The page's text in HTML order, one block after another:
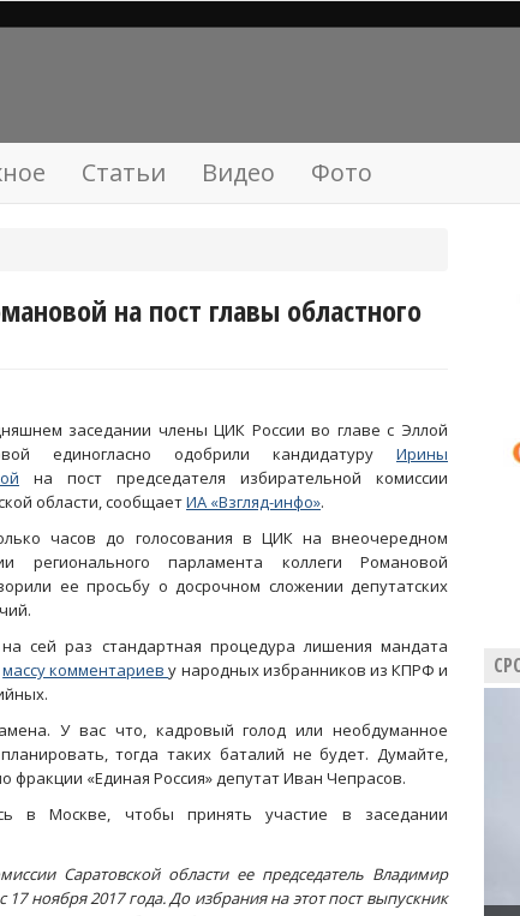
Статьи Видео Фото
на пост главы областного
заседании члены ЦИК России во главе с Эллой
единогласно одобрили кандидатуру Ирины
на пост председателя избирательной комиссии
области, сообщаетИА «Взгляд-инфо».
часов до голосования в ЦИК на внеочередном
регионального парламента коллеги Романовой
ее просьбу о досрочном сложении депутатских
сей раз стандартная процедура лишения мандата
массу комментариеву народных избранников из КПРФ и
У вас что, кадровый голод или необдуманное
тогда таких баталий не будет. Думайте,
фракции «Единая Россия» депутат Иван Чепрасов.
в Москве, чтобы принять участие в заседании
Саратовской области ее председатель Владимир
ноября 2017 года. До избрания на этот пост выпускник